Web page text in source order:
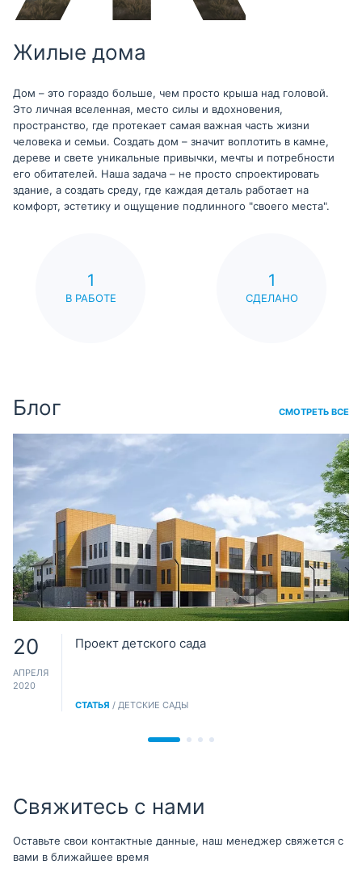
Жилые дома
Дом – это гораздо больше, чем просто крыша над головой.
Это личная вселенная, место силы и вдохновения,
пространство, где протекает самая важная часть жизни
человека и семьи. Создать дом – значит воплотить в камне,
дереве и свете уникальные привычки, мечты и потребности
его обитателей. Наша задача – не просто спроектировать
здание, а создать среду, где каждая деталь работает на
комфорт, эстетику и ощущение подлинного "своего места".
1
В РАБОТЕ
1
СДЕЛАНО
Блог СМОТРЕТЬ ВСЕ
20
АПРЕЛЯ
2020
Проект детского сада
СТАТЬЯ / ДЕТСКИЕ САДЫ
Свяжитесь с нами
Оставьте свои контактные данные, наш менеджер свяжется с
вами в ближайшее время